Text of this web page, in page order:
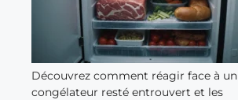
Découvrez comment réagir face à un
congélateur resté entrouvert et les